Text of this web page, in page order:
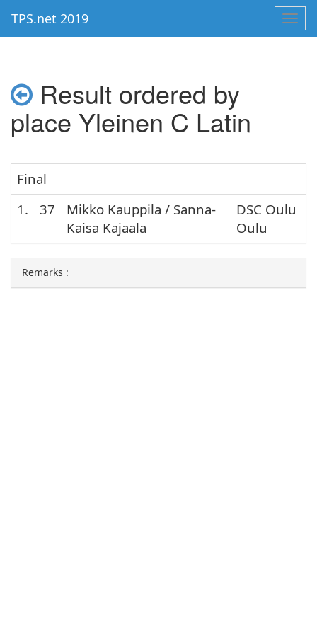
TPS.net 2019
Result ordered by
place Yleinen C Latin
Final
1.
37
Mikko Kauppila / Sanna-
Kaisa Kajaala
DSC Oulu
Oulu
Remarks :